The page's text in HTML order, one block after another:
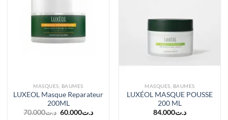
MASQUES, BAUMES
LUXEOL Masque Reparateur
200ML
د.ت70.000
Le
د.ت60.000
Le
MASQUES, BAUMES
LUXÉOL MASQUE POUSSE
200 ML
د.ت84.000